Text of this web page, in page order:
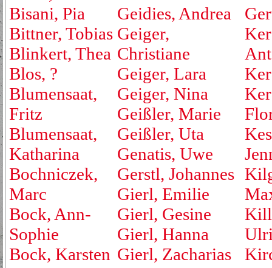
Bisani, Pia
Bittner, Tobias
Blinkert, Thea
Blos, ?
Blumensaat,
Fritz
Blumensaat,
Katharina
Bochniczek,
Marc
Bock, Ann-
Sophie
Bock, Karsten
Geidies, Andrea
Geiger,
Christiane
Geiger, Lara
Geiger, Nina
Geißler, Marie
Geißler, Uta
Genatis, Uwe
Gerstl, Johannes
Gierl, Emilie
Gierl, Gesine
Gierl, Hanna
Gierl, Zacharias